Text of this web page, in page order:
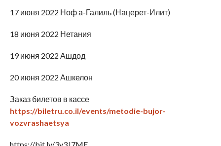
17 июня 2022 Ноф а-Галиль (Нацерет-Илит)
18 июня 2022 Нетания
19 июня 2022 Ашдод
20 июня 2022 Ашкелон
Заказ билетов в кассе
https://biletru.co.il/events/metodie-bujor-
vozvrashaetsya